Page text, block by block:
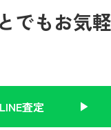
でもお気
LINE査定